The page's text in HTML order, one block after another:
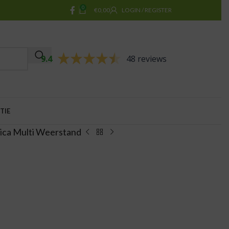
0 €0,00 LOGIN / REGISTER
9.4 48 reviews
Multi Weerstand